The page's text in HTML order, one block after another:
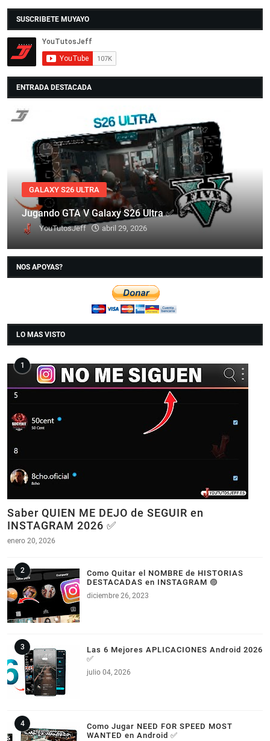
SUSCRIBETE MUYAYO
ENTRADA DESTACADA
GALAXY S26 ULTRA
Jugando GTA V Galaxy S26 Ultra ✅
YouTutosJeff abril 29, 2026
NOS APOYAS?
LO MAS VISTO
Saber QUIEN ME DEJO de SEGUIR en
INSTAGRAM 2026 ✅
enero 20, 2026
Como Quitar el NOMBRE de HISTORIAS
DESTACADAS en INSTAGRAM 🟣
diciembre 26, 2023
Las 6 Mejores APLICACIONES Android 2026
✅
julio 04, 2026
Como Jugar NEED FOR SPEED MOST
WANTED en Android ✅